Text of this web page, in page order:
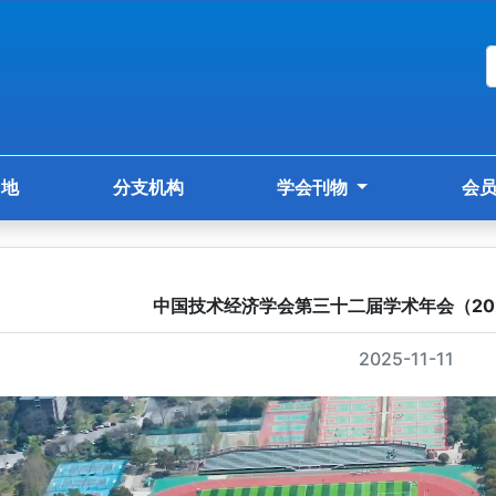
分支机构 学会刊物 会
中国技术经济学会第三十二届学术年会（
2025-11-11